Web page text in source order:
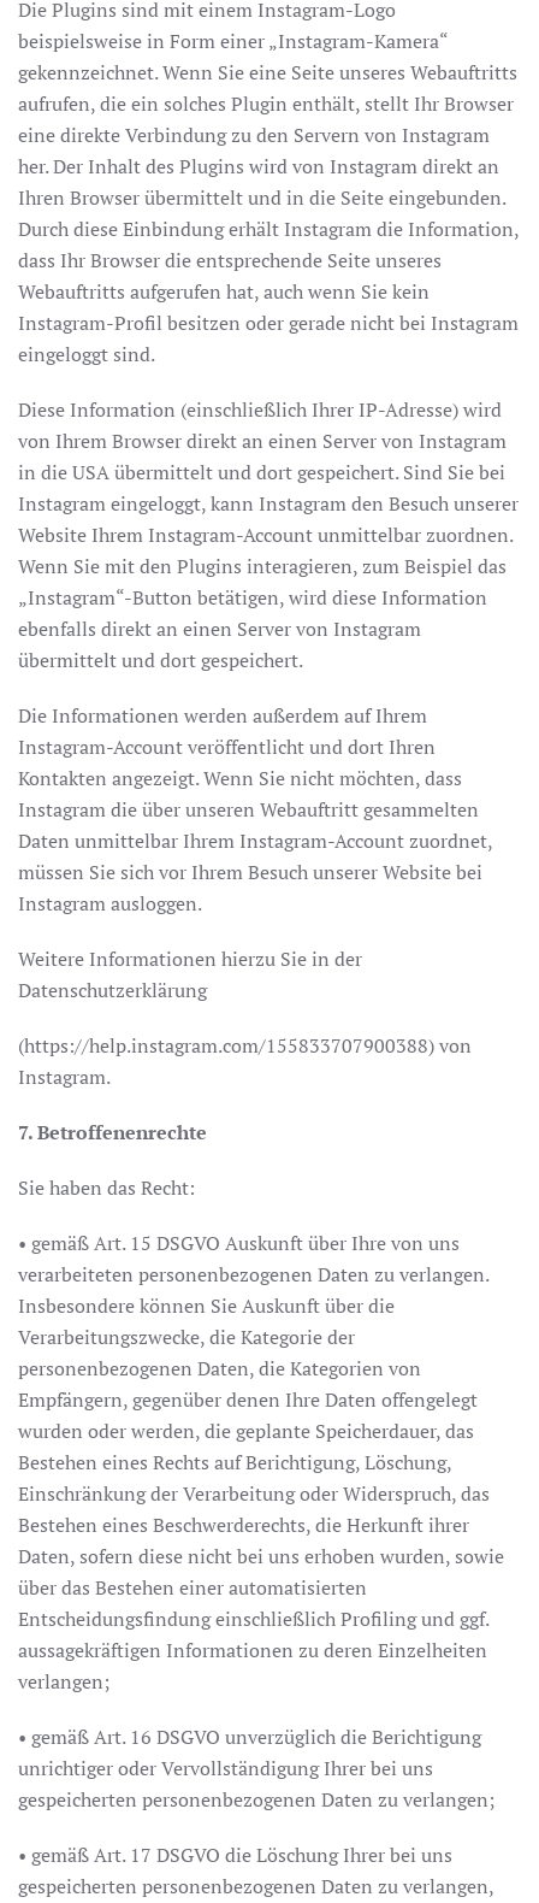
Die Plugins sind mit einem Instagram-Logo
beispielsweise in Form einer „Instagram-Kamera“
gekennzeichnet. Wenn Sie eine Seite unseres Webauftritts
aufrufen, die ein solches Plugin enthält, stellt Ihr Browser
eine direkte Verbindung zu den Servern von Instagram
her. Der Inhalt des Plugins wird von Instagram direkt an
Ihren Browser übermittelt und in die Seite eingebunden.
Durch diese Einbindung erhält Instagram die Information,
dass Ihr Browser die entsprechende Seite unseres
Webauftritts aufgerufen hat, auch wenn Sie kein
Instagram-Profil besitzen oder gerade nicht bei Instagram
eingeloggt sind.
Diese Information (einschließlich Ihrer IP-Adresse) wird
von Ihrem Browser direkt an einen Server von Instagram
in die USA übermittelt und dort gespeichert. Sind Sie bei
Instagram eingeloggt, kann Instagram den Besuch unserer
Website Ihrem Instagram-Account unmittelbar zuordnen.
Wenn Sie mit den Plugins interagieren, zum Beispiel das
„Instagram“-Button betätigen, wird diese Information
ebenfalls direkt an einen Server von Instagram
übermittelt und dort gespeichert.
Die Informationen werden außerdem auf Ihrem
Instagram-Account veröffentlicht und dort Ihren
Kontakten angezeigt. Wenn Sie nicht möchten, dass
Instagram die über unseren Webauftritt gesammelten
Daten unmittelbar Ihrem Instagram-Account zuordnet,
müssen Sie sich vor Ihrem Besuch unserer Website bei
Instagram ausloggen.
Weitere Informationen hierzu Sie in der
Datenschutzerklärung
(https://help.instagram.com/155833707900388) von
Instagram.
7. Betroffenenrechte
Sie haben das Recht:
• gemäß Art. 15 DSGVO Auskunft über Ihre von uns
verarbeiteten personenbezogenen Daten zu verlangen.
Insbesondere können Sie Auskunft über die
Verarbeitungszwecke, die Kategorie der
personenbezogenen Daten, die Kategorien von
Empfängern, gegenüber denen Ihre Daten offengelegt
wurden oder werden, die geplante Speicherdauer, das
Bestehen eines Rechts auf Berichtigung, Löschung,
Einschränkung der Verarbeitung oder Widerspruch, das
Bestehen eines Beschwerderechts, die Herkunft ihrer
Daten, sofern diese nicht bei uns erhoben wurden, sowie
über das Bestehen einer automatisierten
Entscheidungsfindung einschließlich Profiling und ggf.
aussagekräftigen Informationen zu deren Einzelheiten
verlangen;
• gemäß Art. 16 DSGVO unverzüglich die Berichtigung
unrichtiger oder Vervollständigung Ihrer bei uns
gespeicherten personenbezogenen Daten zu verlangen;
• gemäß Art. 17 DSGVO die Löschung Ihrer bei uns
gespeicherten personenbezogenen Daten zu verlangen,